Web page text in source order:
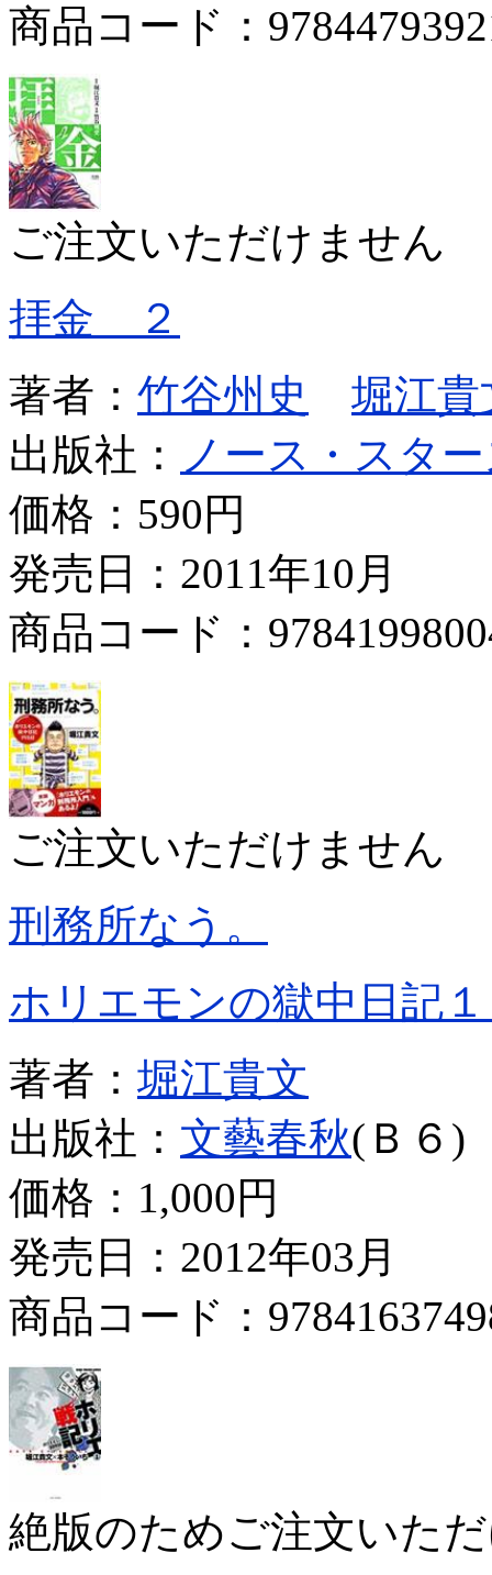
商品コード：
ご注文いただけません
拝金 ２
著者： 竹谷州史
堀江貴
出版社：
ノース・スタ
価格： 590円
発売日：2011年10月
商品コード：
ご注文いただけません
刑務所なう。
ホリエモンの獄中日記
著者： 堀江貴文
出版社： 文藝春秋(Ｂ６)
価格： 1,000円
発売日：2012年03月
商品コード：
絶版のためご注文いた